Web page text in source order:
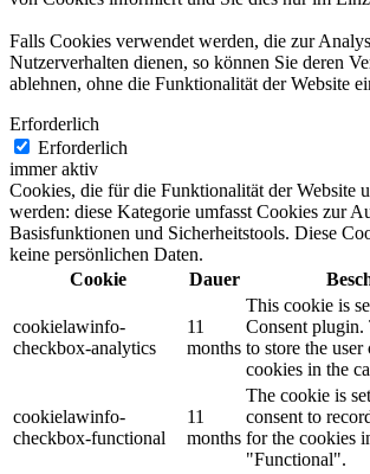
Falls Cookies verwendet werden, die zur
Nutzerverhalten dienen, so können Sie deren
ablehnen, ohne die Funktionalität der Website
Erforderlich
Erforderlich
immer aktiv
Cookies, die für die Funktionalität der Website
werden: diese Kategorie umfasst Cookies zur
Basisfunktionen und Sicherheitstools. Diese
keine persönlichen Daten.
Cookie
Dauer
cookielawinfo-
checkbox-analytics
11
months
This cookie is
Consent plugin.
to store the
cookies in the
cookielawinfo-
checkbox-functional
11
months
The cookie is
consent to
for the cookies
"Functional".